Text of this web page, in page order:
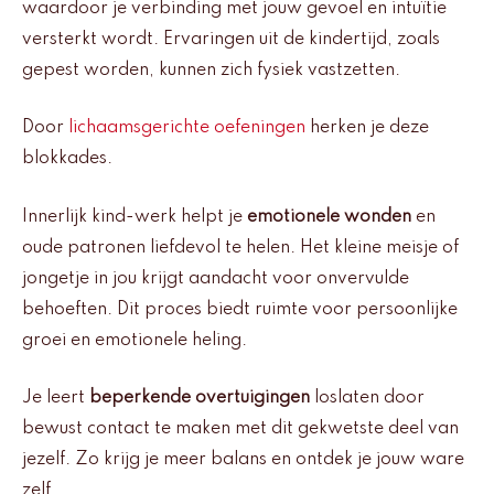
waardoor je verbinding met jouw gevoel en intuïtie
versterkt wordt. Ervaringen uit de kindertijd, zoals
gepest worden, kunnen zich fysiek vastzetten.
Door lichaamsgerichte oefeningen herken je deze
blokkades.
Innerlijk kind-werk helpt je emotionele wonden en
oude patronen liefdevol te helen. Het kleine meisje of
jongetje in jou krijgt aandacht voor onvervulde
behoeften. Dit proces biedt ruimte voor persoonlijke
groei en emotionele heling.
Je leert beperkende overtuigingen loslaten door
bewust contact te maken met dit gekwetste deel van
jezelf. Zo krijg je meer balans en ontdek je jouw ware